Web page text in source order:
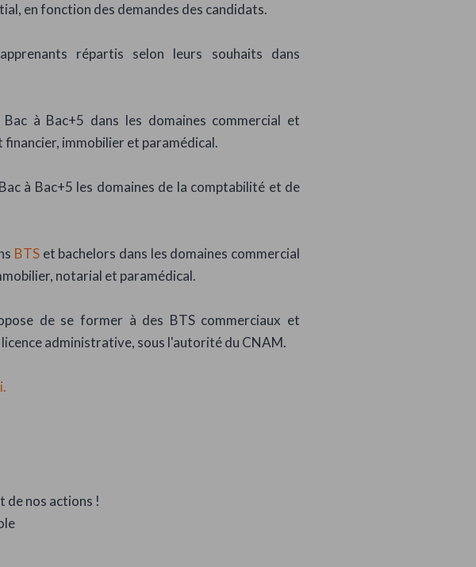
en fonction des demandes des candidats.
répartis selon leurs souhaits dans
à Bac+5 dans les domaines commercial et
immobilier et paramédical.
à Bac+5 les domaines de la comptabilité et de
BTS et bachelors dans les domaines commercial
notarial et paramédical.
de se former à des BTS commerciaux et
administrative, sous l'autorité du CNAM.
de nos actions !